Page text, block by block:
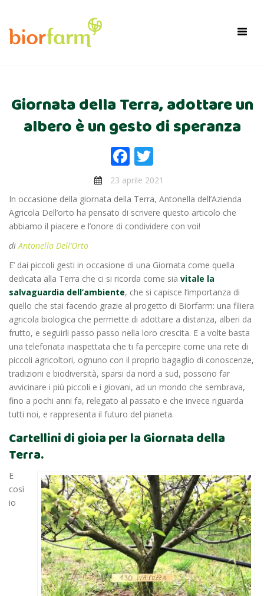
Giornata della Terra, adottare un
albero è un gesto di speranza
Facebook
23 aprile 2021
In occasione della giornata della Terra, Antonella dell’Azienda
Agricola Dell’orto ha pensato di scrivere questo articolo che
abbiamo il piacere e l’onore di condividere con voi!
di Antonella Dell’Orto
E’ dai piccoli gesti in occasione di una Giornata come quella
dedicata alla Terra che ci si ricorda come sia vitale la
salvaguardia dell’ambiente, che si capisce l’importanza di
quello che stai facendo grazie al progetto di Biorfarm: una filiera
agricola biologica che permette di adottare a distanza, alberi da
frutto, e seguirli passo passo nella loro crescita. E a volte basta
una telefonata inaspettata che ti fa percepire come una rete di
piccoli agricoltori, ognuno con il proprio bagaglio di conoscenze,
tradizioni e biodiversità, sparsi da nord a sud, possono far
avvicinare i più piccoli e i giovani, ad un mondo che sembrava,
fino a pochi anni fa, relegato al passato e che invece riguarda
tutti noi, e rappresenta il futuro del pianeta.
Cartellini di gioia per la Giornata della
Terra.
E
così
io